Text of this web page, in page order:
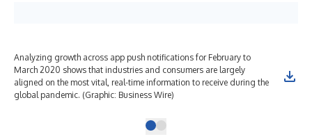
Analyzing growth across app push notifications for February to
March 2020 shows that industries and consumers are largely
aligned on the most vital, real-time information to receive during the
global pandemic. (Graphic: Business Wire)